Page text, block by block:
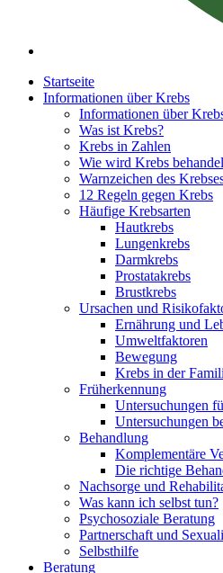
Startseite
Informationen über Krebs
Informationen über
Was ist Krebs?
Krebs in Zahlen
Wie wird Krebs
Warnzeichen des
12 Regeln gegen Krebs
Häufige Krebsarten
Hautkrebs
Lungenkrebs
Darmkrebs
Prostatakrebs
Brustkrebs
Ursachen und
Ernährung und
Umweltfaktoren
Bewegung
Krebs in der
Früherkennung
Untersuchungen
Untersuchungen
Behandlung
Komplementäre
Die richtige
Nachsorge und
Was kann ich selbst tun?
Psychosoziale Beratung
Partnerschaft und
Selbsthilfe
Beratung